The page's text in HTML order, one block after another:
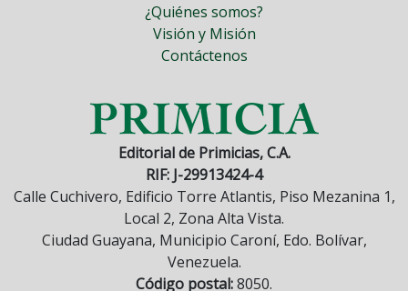
¿Quiénes somos?
Visión y Misión
Contáctenos
Editorial de Primicias, C.A.
RIF: J-29913424-4
Calle Cuchivero, Edificio Torre Atlantis, Piso Mezanina 1,
Local 2, Zona Alta Vista.
Ciudad Guayana, Municipio Caroní, Edo. Bolívar,
Venezuela.
Código postal:8050.